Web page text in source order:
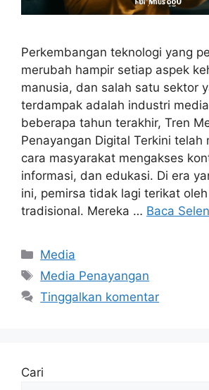
Perkembangan teknologi yang
merubah hampir setiap aspek
manusia, dan salah satu sektor
terdampak adalah industri
beberapa tahun terakhir, Tren
Penayangan Digital Terkini telah
cara masyarakat mengakses
informasi, dan edukasi. Di era
ini, pemirsa tidak lagi terikat
tradisional. Mereka … Baca
Kategori
Media
Tag
Media Penayangan
Tinggalkan komentar
Cari